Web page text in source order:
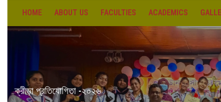
HOME ABOUT US FACULTIES ACADEMICS
১৪৩৩